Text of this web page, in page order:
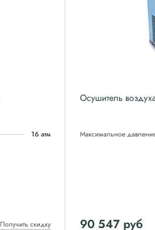
16 атм
Получить скидку
Осушитель
Максимальное
90 547руб